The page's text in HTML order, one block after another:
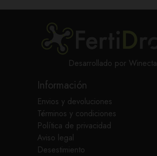
Desarrollado por Winecta
Información
Envios y devoluciones
Términos y condiciones
Política de privacidad
Aviso legal
Desestimiento